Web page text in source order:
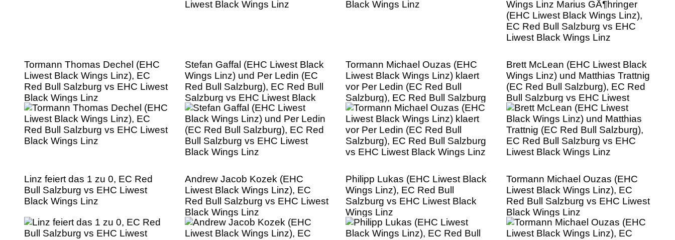
Tormann Thomas Dechel (EHC
Liwest Black Wings Linz), EC
Red Bull Salzburg vs EHC Liwest
Black Wings Linz
Stefan Gaffal (EHC Liwest Black
Wings Linz) und Per Ledin (EC
Red Bull Salzburg), EC Red Bull
Salzburg vs EHC Liwest Black
Wings Linz
Tormann Michael Ouzas (EHC
Liwest Black Wings Linz) klaert
vor Per Ledin (EC Red Bull
Salzburg), EC Red Bull Salzburg
vs EHC Liwest Black Wings Linz
Brett McLean (EHC Liwest Black
Wings Linz) und Matthias Trattnig
(EC Red Bull Salzburg), EC Red
Bull Salzburg vs EHC Liwest
Black Wings Linz
Linz feiert das 1 zu 0, EC Red
Bull Salzburg vs EHC Liwest
Black Wings Linz
Andrew Jacob Kozek (EHC
Liwest Black Wings Linz), EC
Red Bull Salzburg vs EHC Liwest
Black Wings Linz
Philipp Lukas (EHC Liwest Black
Wings Linz), EC Red Bull
Salzburg vs EHC Liwest Black
Wings Linz
Tormann Michael Ouzas (EHC
Liwest Black Wings Linz), EC
Red Bull Salzburg vs EHC Liwest
Black Wings Linz